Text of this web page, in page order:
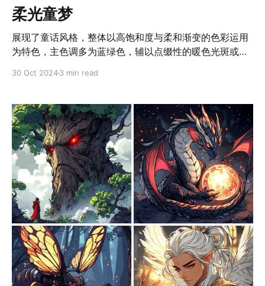
柔光童梦
展现了童话风格，整体以高饱和度与柔和渐变的色彩运用
为特色，主色调多为蓝绿色，辅以点缀性的暖色光斑或金
质，人物五官柔和，眼睛占比大，传递出天真梦幻的情
感，服饰设计带有古典风格，细节处理精致且与整体氛围
协调。环境塑造则将自然景观与建筑元素完美结合，细节
如塔楼、窗框等强调对称和层次，景观中动态元素（如流
水、光点、）增强了画面的灵动感。画面布局追求对称与
均衡，主次分明，人物与背景比例协调，同时通过背景的
淡化色调与细节展现透视效果，增强画面空间层次，整体
呈现沉浸式的视觉体验。 应用场景 1. 童话插画：适用于
儿童绘本或童话故事的配图，增强故事感染力。 2. 游戏原
画：特别适合奇幻类RPG游戏的场景和角色设计，强化世
界观构建。 3. 动画场景：可作为动画片的背景或静态画
面，用于提升故事的童话感与视觉层次。 4. 礼品设计：适
用于日历、贺卡等带有童话主题的产品，满足观赏与实用
30 Oct 20243 min read